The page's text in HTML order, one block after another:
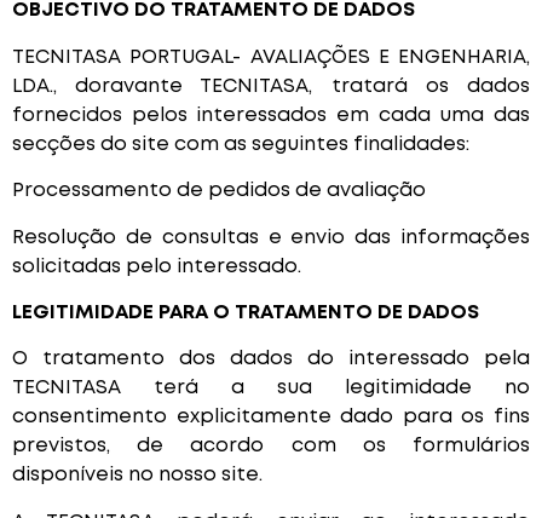
OBJECTIVO DO TRATAMENTO DE DADOS
TECNITASA PORTUGAL- AVALIAÇÕES E ENGENHARIA,
LDA., doravante TECNITASA, tratará os dados
fornecidos pelos interessados em cada uma das
secções do site com as seguintes finalidades:
Processamento de pedidos de avaliação
Resolução de consultas e envio das informações
solicitadas pelo interessado.
LEGITIMIDADE PARA O TRATAMENTO DE DADOS
O tratamento dos dados do interessado pela
TECNITASA terá a sua legitimidade no
consentimento explicitamente dado para os fins
previstos, de acordo com os formulários
disponíveis no nosso site.